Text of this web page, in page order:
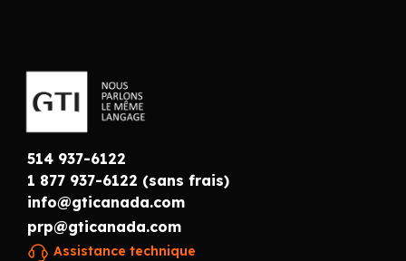
514 937-6122
1 877 937-6122 (sans frais)
info@gticanada.com
prp@gticanada.com
Assistance technique